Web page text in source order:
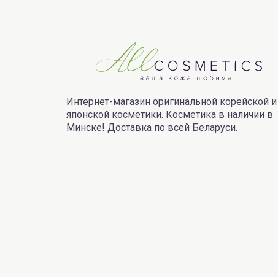
Интернет-магазин оригинальной корейской и
японской косметики. Косметика в наличии в
Минске! Доставка по всей Беларуси.